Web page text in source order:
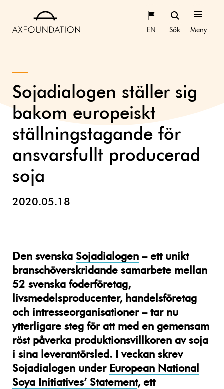
EN Sök Meny
Sojadialogen ställer sig
bakom europeiskt
ställningstagande för
ansvarsfullt producerad
soja
2020.05.18
Den svenska Sojadialogen – ett unikt
branschöverskridande samarbete mellan
52 svenska foderföretag,
livsmedelsproducenter, handelsföretag
och intresseorganisationer – tar nu
ytterligare steg för att med en gemensam
röst påverka produktionsvillkoren av soja
i sina leverantörsled. I veckan skrev
Sojadialogen under European National
Soya Initiatives’ Statement, ett